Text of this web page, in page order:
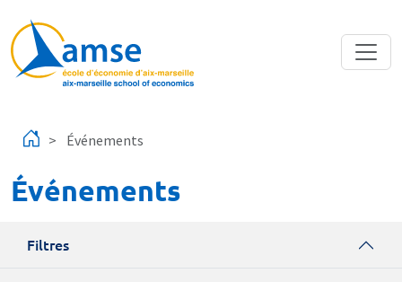
Événements
Événements
Filtres